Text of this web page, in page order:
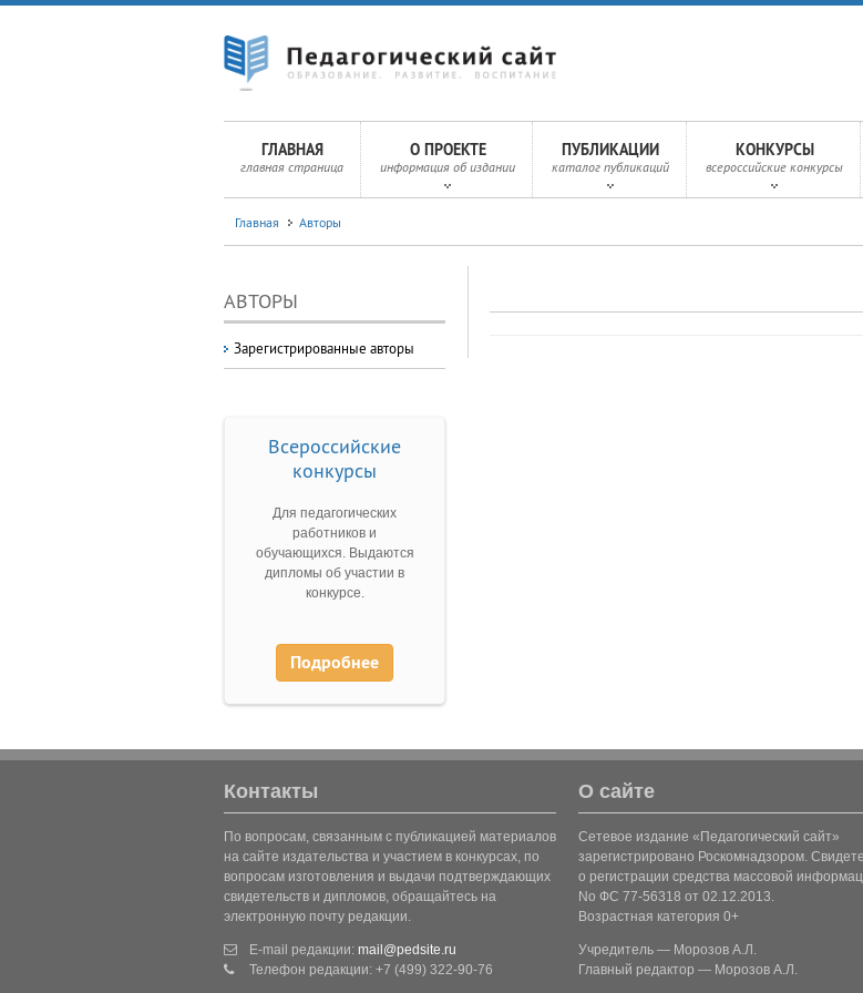
ГЛАВНАЯ
главная страница
О ПРОЕКТЕ
информация об издании
ПУБЛИКАЦИИ
каталог публикаций
КОНКУРСЫ
всероссийские конкурсы
Главная Авторы
АВТОРЫ
Зарегистрированные авторы
Всероссийские
конкурсы
Для педагогических
работников и
обучающихся. Выдаются
дипломы об участии в
конкурсе.
Подробнее
Контакты
По вопросам, связанным с публикацией материалов
на сайте издательства и участием в конкурсах, по
вопросам изготовления и выдачи подтверждающих
свидетельств и дипломов, обращайтесь на
электронную почту редакции.
E-mail редакции: mail@pedsite.ru
Телефон редакции: +7 (499) 322-90-76
О сайте
Сетевое издание «Педагогический сайт»
зарегистрировано Роскомнадзором.
о регистрации средства массовой
No ФС 77-56318 от 02.12.2013.
Возрастная категория 0+
Учредитель — Морозов А.Л.
Главный редактор — Морозов А.Л.